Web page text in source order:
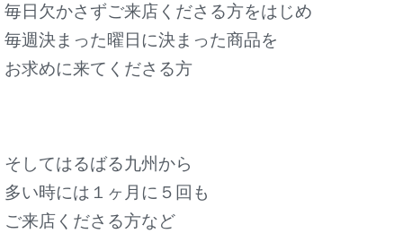
毎日欠かさずご来店くださる方をはじめ
毎週決まった曜日に決まった商品を
お求めに来てくださる方
そしてはるばる九州から
多い時には１ヶ月に５回も
ご来店くださる方など